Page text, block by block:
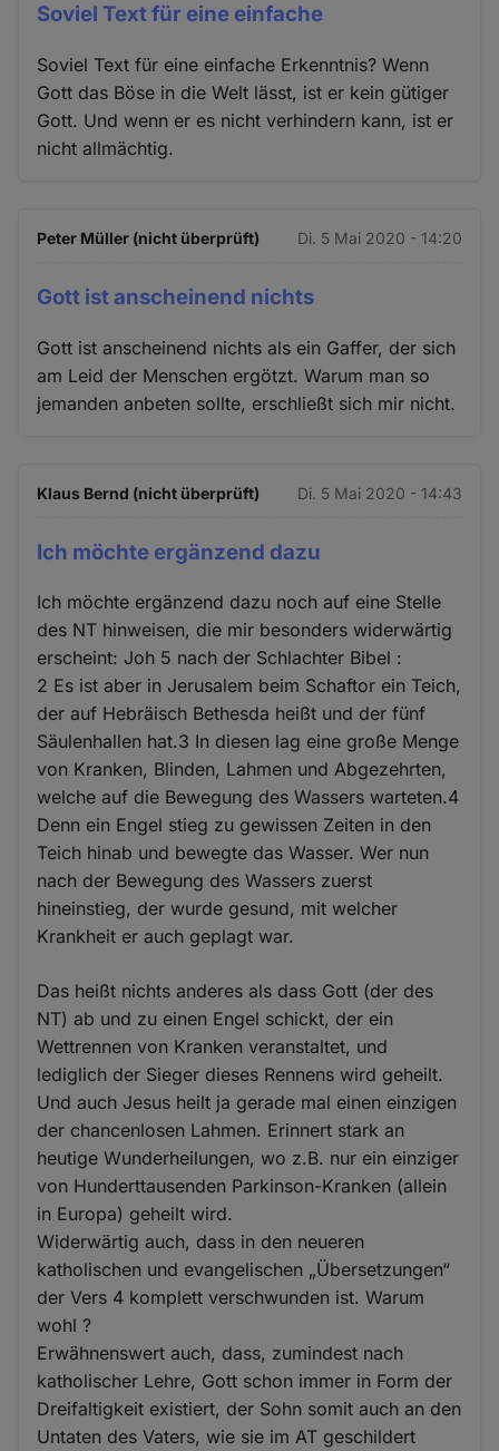
Soviel Text für eine einfache
Soviel Text für eine einfache Erkenntnis? Wenn
Gott das Böse in die Welt lässt, ist er kein gütiger
Gott. Und wenn er es nicht verhindern kann, ist er
nicht allmächtig.
Peter Müller (nicht überprüft) Di. 5 Mai 2020 - 14:20
Gott ist anscheinend nichts
Gott ist anscheinend nichts als ein Gaffer, der sich
am Leid der Menschen ergötzt. Warum man so
jemanden anbeten sollte, erschließt sich mir nicht.
Klaus Bernd (nicht überprüft) Di. 5 Mai 2020 - 14:43
Ich möchte ergänzend dazu
Ich möchte ergänzend dazu noch auf eine Stelle
des NT hinweisen, die mir besonders widerwärtig
erscheint: Joh 5 nach der Schlachter Bibel :
2 Es ist aber in Jerusalem beim Schaftor ein Teich,
der auf Hebräisch Bethesda heißt und der fünf
Säulenhallen hat.3 In diesen lag eine große Menge
von Kranken, Blinden, Lahmen und Abgezehrten,
welche auf die Bewegung des Wassers warteten.4
Denn ein Engel stieg zu gewissen Zeiten in den
Teich hinab und bewegte das Wasser. Wer nun
nach der Bewegung des Wassers zuerst
hineinstieg, der wurde gesund, mit welcher
Krankheit er auch geplagt war.
Das heißt nichts anderes als dass Gott (der des
NT) ab und zu einen Engel schickt, der ein
Wettrennen von Kranken veranstaltet, und
lediglich der Sieger dieses Rennens wird geheilt.
Und auch Jesus heilt ja gerade mal einen einzigen
der chancenlosen Lahmen. Erinnert stark an
heutige Wunderheilungen, wo z.B. nur ein einziger
von Hunderttausenden Parkinson-Kranken (allein
in Europa) geheilt wird.
Widerwärtig auch, dass in den neueren
katholischen und evangelischen „Übersetzungen“
der Vers 4 komplett verschwunden ist. Warum
wohl ?
Erwähnenswert auch, dass, zumindest nach
katholischer Lehre, Gott schon immer in Form der
Dreifaltigkeit existiert, der Sohn somit auch an den
Untaten des Vaters, wie sie im AT geschildert